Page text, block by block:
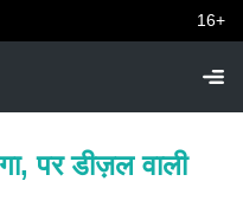
16+
पर डीज़ल वाली